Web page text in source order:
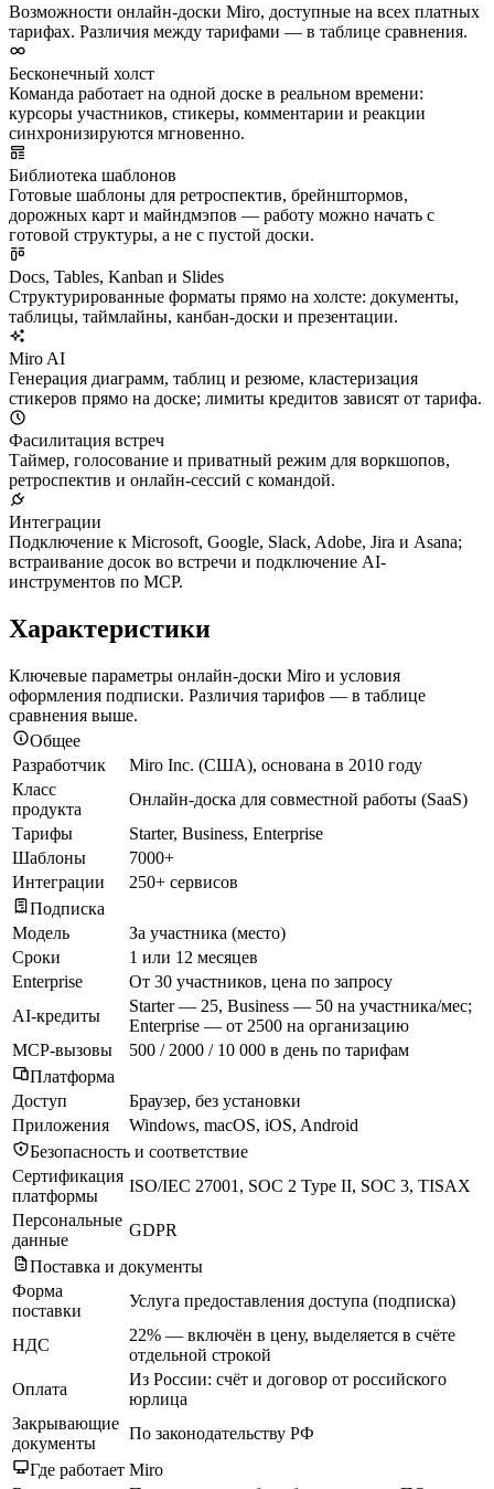
Возможности онлайн-доски Miro, доступные на всех платных
тарифах. Различия между тарифами — в таблице сравнения.
Бесконечный холст
Команда работает на одной доске в реальном времени:
курсоры участников, стикеры, комментарии и реакции
синхронизируются мгновенно.
Библиотека шаблонов
Готовые шаблоны для ретроспектив, брейнштормов,
дорожных карт и майндмэпов — работу можно начать с
готовой структуры, а не с пустой доски.
Docs, Tables, Kanban и Slides
Структурированные форматы прямо на холсте: документы,
таблицы, таймлайны, канбан-доски и презентации.
Miro AI
Генерация диаграмм, таблиц и резюме, кластеризация
стикеров прямо на доске; лимиты кредитов зависят от тарифа.
Фасилитация встреч
Таймер, голосование и приватный режим для воркшопов,
ретроспектив и онлайн-сессий с командой.
Интеграции
Подключение к Microsoft, Google, Slack, Adobe, Jira и Asana;
встраивание досок во встречи и подключение AI-
инструментов по MCP.
Характеристики
Ключевые параметры онлайн-доски Miro и условия
оформления подписки. Различия тарифов — в таблице
сравнения выше.
Общее
Разработчик
Miro Inc. (США), основана в 2010 году
Класс
продукта
Онлайн-доска для совместной работы (SaaS)
Тарифы
Starter, Business, Enterprise
Шаблоны
7000+
Интеграции
250+ сервисов
Подписка
Модель
За участника (место)
Сроки
1 или 12 месяцев
Enterprise
От 30 участников, цена по запросу
AI-кредиты
Starter — 25, Business — 50 на участника/мес;
Enterprise — от 2500 на организацию
MCP-вызовы
500 / 2000 / 10 000 в день по тарифам
Платформа
Доступ
Браузер, без установки
Приложения
Windows, macOS, iOS, Android
Безопасность и соответствие
Сертификация
платформы
ISO/IEC 27001, SOC 2 Type II, SOC 3, TISAX
Персональные
данные
GDPR
Поставка и документы
Форма
поставки
Услуга предоставления доступа (подписка)
НДС
22% — включён в цену, выделяется в счёте
отдельной строкой
Оплата
Из России: счёт и договор от российского
юрлица
Закрывающие
документы
По законодательству РФ
Где работает Miro